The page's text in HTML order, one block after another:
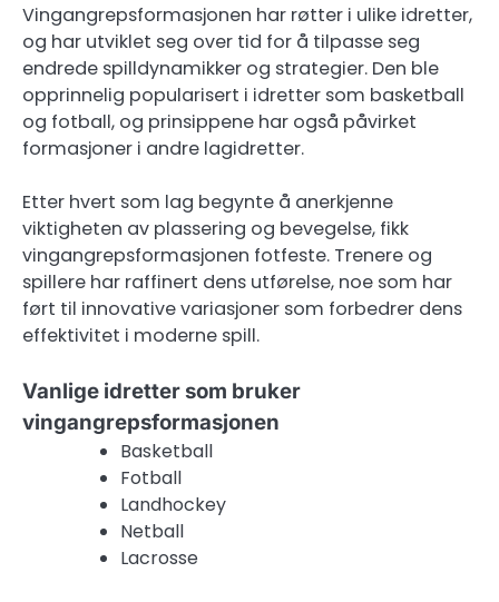
Vingangrepsformasjonen har røtter i ulike idretter,
og har utviklet seg over tid for å tilpasse seg
endrede spilldynamikker og strategier. Den ble
opprinnelig popularisert i idretter som basketball
og fotball, og prinsippene har også påvirket
formasjoner i andre lagidretter.
Etter hvert som lag begynte å anerkjenne
viktigheten av plassering og bevegelse, fikk
vingangrepsformasjonen fotfeste. Trenere og
spillere har raffinert dens utførelse, noe som har
ført til innovative variasjoner som forbedrer dens
effektivitet i moderne spill.
Vanlige idretter som bruker
vingangrepsformasjonen
Basketball
Fotball
Landhockey
Netball
Lacrosse